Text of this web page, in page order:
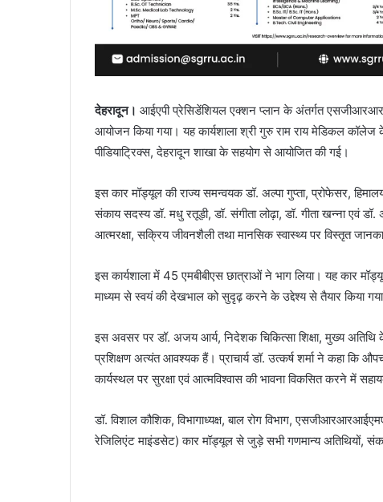
देहरादून। आईएपी प्रेसिडेंशियल एक्शन प्लान के अंतर्गत
आयोजन किया गया। यह कार्यशाला श्री गुरु राम राय मेडिकल कॉलेज
पीडियाट्रिक्स, देहरादून शाखा के सहयोग से आयोजित की गई।
इस कार मॉड्यूल की राज्य समन्वयक डॉ. अल्पा गुप्ता, प्रोफेसर,
संकाय सदस्य डॉ. मधु रतूड़ी, डॉ. संगीता लोढ़ा, डॉ. गीता खन्ना एवं
आत्मरक्षा, सक्रिय जीवनशैली तथा मानसिक स्वास्थ्य पर विस्तृत
इस कार्यशाला में 45 एमबीबीएस छात्राओं ने भाग लिया। यह कार
माध्यम से स्वयं की देखभाल को सुदृढ़ करने के उद्देश्य से तैयार किया
इस अवसर पर डॉ. अजय आर्य, निदेशक चिकित्सा शिक्षा, मुख्य
प्रशिक्षण अत्यंत आवश्यक हैं। प्राचार्य डॉ. उत्कर्ष शर्मा ने कहा कि
कार्यस्थल पर सुरक्षा एवं आत्मविश्वास की भावना विकसित करने में
डॉ. विशाल कौशिक, विभागाध्यक्ष, बाल रोग विभाग,
रेजिलिएंट माइंडसेट) कार मॉड्यूल से जुड़े सभी गणमान्य अतिथियों,